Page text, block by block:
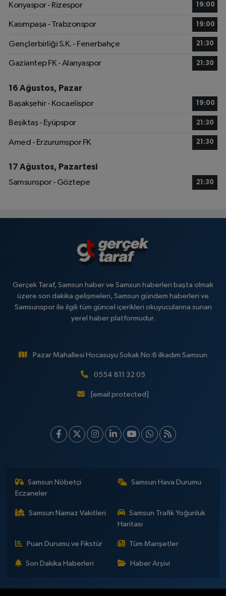
Konyaspor - Rizespor
19:00
Kasımpaşa - Trabzonspor 19:00
Gençlerbirliği S.K. - Fenerbahçe 21:30
Gaziantep FK - Alanyaspor 21:30
16 Ağustos, Pazar
Başakşehir - Kocaelispor
19:00
Beşiktaş - Eyüpspor 21:30
Amed - Erzurumspor FK 21:30
17 Ağustos, Pazartesi
Samsunspor - Göztepe
21:30
Gerçek Taraf, Samsun haber ve Samsun haberleri başta olmak
üzere son dakika gelişmeleri, Samsun gündem haberleri ve
Samsunspor ile ilgili tüm güncel içerikleri okuyucularına sunan
yerel haber platformudur.
Pazar Mahallesi Hocasuyu Sokak No:6 ilkadım Samsun
0554 811 32 05
[email protected]
Samsun Nöbetçi
Eczaneler
Samsun Hava Durumu
Samsun Namaz Vakitleri
Samsun Trafik Yoğunluk
Haritası
Puan Durumu ve Fikstür Tüm Manşetler
Son Dakika Haberleri Haber Arşivi